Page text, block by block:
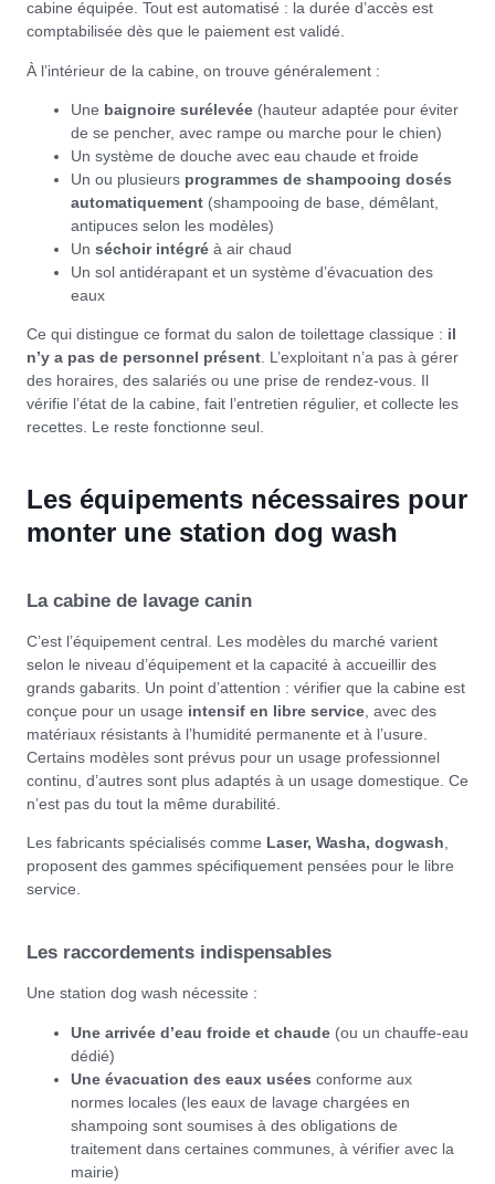
cabine équipée. Tout est automatisé : la durée d’accès est
comptabilisée dès que le paiement est validé.
À l’intérieur de la cabine, on trouve généralement :
Une baignoire surélevée (hauteur adaptée pour éviter
de se pencher, avec rampe ou marche pour le chien)
Un système de douche avec eau chaude et froide
Un ou plusieurs programmes de shampooing dosés
automatiquement (shampooing de base, démêlant,
antipuces selon les modèles)
Un séchoir intégré à air chaud
Un sol antidérapant et un système d’évacuation des
eaux
Ce qui distingue ce format du salon de toilettage classique : il
n’y a pas de personnel présent . L’exploitant n’a pas à gérer
des horaires, des salariés ou une prise de rendez-vous. Il
vérifie l’état de la cabine, fait l’entretien régulier, et collecte les
recettes. Le reste fonctionne seul.
Les équipements nécessaires pour
monter une station dog wash
La cabine de lavage canin
C’est l’équipement central. Les modèles du marché varient
selon le niveau d’équipement et la capacité à accueillir des
grands gabarits. Un point d’attention : vérifier que la cabine est
conçue pour un usage intensif en libre service , avec des
matériaux résistants à l’humidité permanente et à l’usure.
Certains modèles sont prévus pour un usage professionnel
continu, d’autres sont plus adaptés à un usage domestique. Ce
n’est pas du tout la même durabilité.
Les fabricants spécialisés comme Laser, Washa, dogwash,
proposent des gammes spécifiquement pensées pour le libre
service.
Les raccordements indispensables
Une station dog wash nécessite :
Une arrivée d’eau froide et chaude (ou un chauffe-eau
dédié)
Une évacuation des eaux usées conforme aux
normes locales (les eaux de lavage chargées en
shampoing sont soumises à des obligations de
traitement dans certaines communes, à vérifier avec la
mairie)